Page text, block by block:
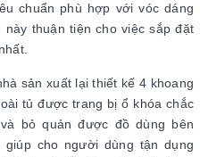
chuẩn phù hợp với vóc dáng
thuận tiện cho việc sắp đặt
sản xuất lại thiết kế 4 khoang
tủ được trang bị ổ khóa chắc
bỏ quản được đồ dùng bên
cho người dùng tận dụng